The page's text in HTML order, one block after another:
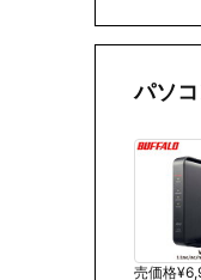
パソ
売価格